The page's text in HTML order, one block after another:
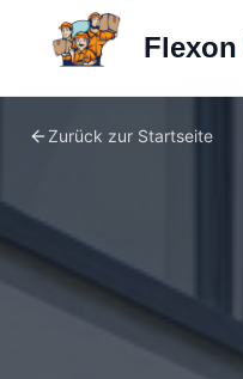
Flexon
Zurück zur Startseite